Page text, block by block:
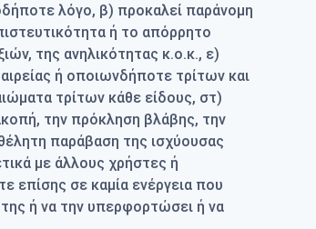
λόγο, β) προκαλεί παράνομη
ή το απόρρητο
της ανηλικότητας κ.ο.κ., ε)
ή οποιωνδήποτε τρίτων και
τρίτων κάθε είδους, στ)
την πρόκληση βλάβης, την
παράβαση της ισχύουσας
με άλλους χρήστες ή
επίσης σε καμία ενέργεια που
της ή να την υπερφορτώσει ή να